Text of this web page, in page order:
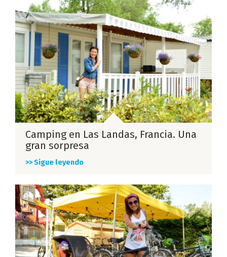
Camping en Las Landas, Francia. Una
gran sorpresa
>> Sigue leyendo